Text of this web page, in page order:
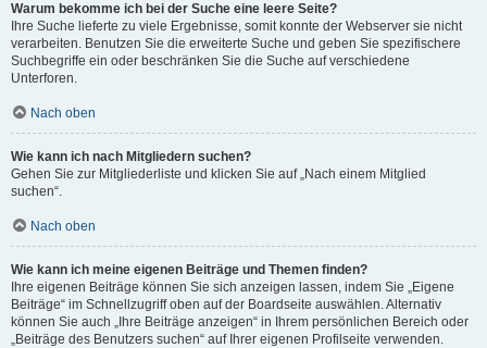
Warum bekomme ich bei der Suche eine leere Seite?
Ihre Suche lieferte zu viele Ergebnisse, somit konnte der Webserver sie nicht
verarbeiten. Benutzen Sie die erweiterte Suche und geben Sie spezifischere
Suchbegriffe ein oder beschränken Sie die Suche auf verschiedene
Unterforen.
Nach oben
Wie kann ich nach Mitgliedern suchen?
Gehen Sie zur Mitgliederliste und klicken Sie auf „Nach einem Mitglied
suchen“.
Nach oben
Wie kann ich meine eigenen Beiträge und Themen finden?
Ihre eigenen Beiträge können Sie sich anzeigen lassen, indem Sie „Eigene
Beiträge“ im Schnellzugriff oben auf der Boardseite auswählen. Alternativ
können Sie auch „Ihre Beiträge anzeigen“ in Ihrem persönlichen Bereich oder
„Beiträge des Benutzers suchen“ auf Ihrer eigenen Profilseite verwenden.